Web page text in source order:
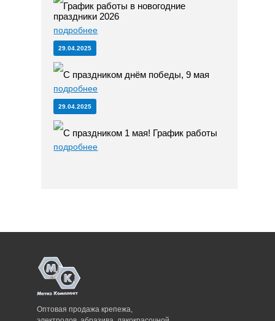
График работы в новогодние
праздники 2026
подробнее
29.04.2025
С праздником днём победы, 9 мая
подробнее
29.04.2025
С праздником 1 мая! График работы
подробнее
Оптовая продажа крепежа,